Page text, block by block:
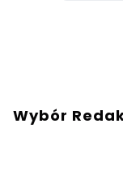
Wybór